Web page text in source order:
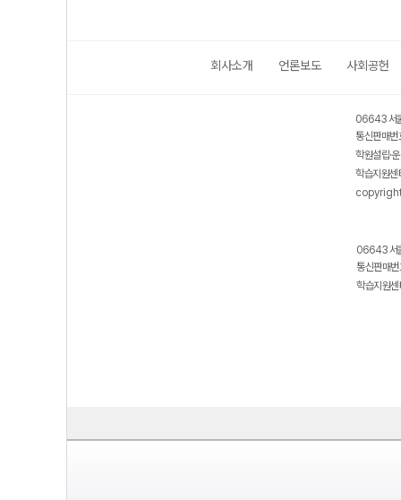
회사소개 언론보도 사회공헌
06643 서
통신판매
학원설립·
학습지원
06643 서
통신판매
학습지원